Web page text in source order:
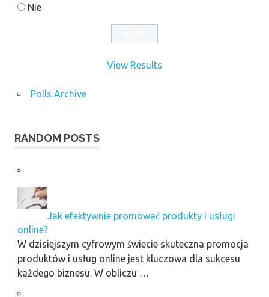
Nie
View Results
Polls Archive
RANDOM POSTS
Jak efektywnie promować produkty i usługi
online?
W dzisiejszym cyfrowym świecie skuteczna promocja
produktów i usług online jest kluczowa dla sukcesu
każdego biznesu. W obliczu …